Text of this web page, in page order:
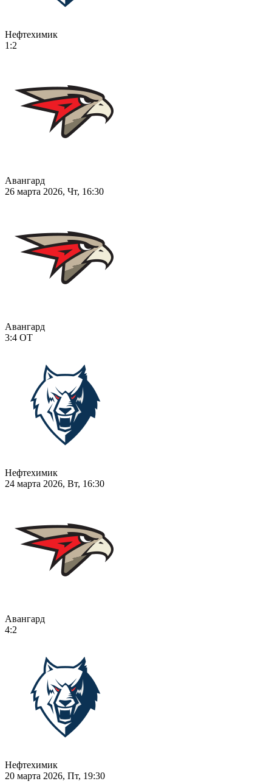
Нефтехимик
1:2
Авангард
26 марта 2026, Чт, 16:30
Авангард
3:4 ОТ
Нефтехимик
24 марта 2026, Вт, 16:30
Авангард
4:2
Нефтехимик
20 марта 2026, Пт, 19:30